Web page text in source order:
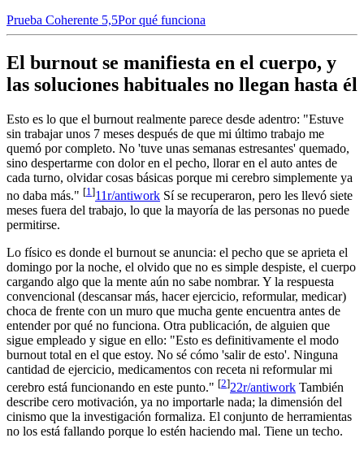
Prueba Coherente 5,5Por qué funciona
El burnout se manifiesta en el cuerpo, y
las soluciones habituales no llegan hasta él
Esto es lo que el burnout realmente parece desde adentro: "Estuve
sin trabajar unos 7 meses después de que mi último trabajo me
quemó por completo. No 'tuve unas semanas estresantes' quemado,
sino despertarme con dolor en el pecho, llorar en el auto antes de
cada turno, olvidar cosas básicas porque mi cerebro simplemente ya
no daba más." [1 ]11r/antiwork Sí se recuperaron, pero les llevó siete
meses fuera del trabajo, lo que la mayoría de las personas no puede
permitirse.
Lo físico es donde el burnout se anuncia: el pecho que se aprieta el
domingo por la noche, el olvido que no es simple despiste, el cuerpo
cargando algo que la mente aún no sabe nombrar. Y la respuesta
convencional (descansar más, hacer ejercicio, reformular, medicar)
choca de frente con un muro que mucha gente encuentra antes de
entender por qué no funciona. Otra publicación, de alguien que
sigue empleado y sigue en ello: "Esto es definitivamente el modo
burnout total en el que estoy. No sé cómo 'salir de esto'. Ninguna
cantidad de ejercicio, medicamentos con receta ni reformular mi
cerebro está funcionando en este punto." [2]22r/antiwork También
describe cero motivación, ya no importarle nada; la dimensión del
cinismo que la investigación formaliza. El conjunto de herramientas
no los está fallando porque lo estén haciendo mal. Tiene un techo.